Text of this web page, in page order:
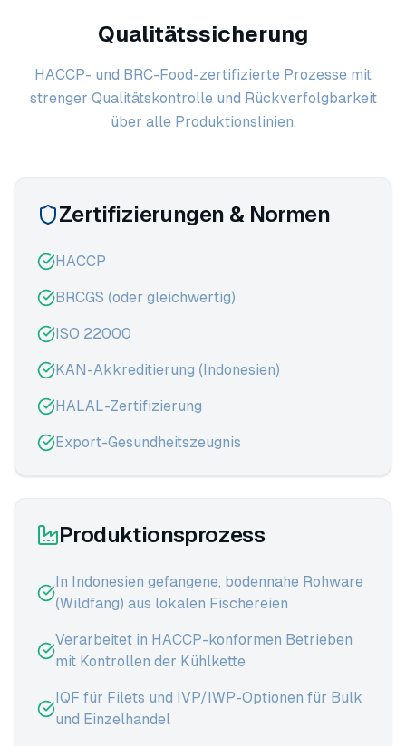
Qualitätssicherung
HACCP- und BRC-Food-zertifizierte Prozesse mit
strenger Qualitätskontrolle und Rückverfolgbarkeit
über alle Produktionslinien.
Zertifizierungen & Normen
HACCP
BRCGS (oder gleichwertig)
ISO 22000
KAN-Akkreditierung (Indonesien)
HALAL-Zertifizierung
Export-Gesundheitszeugnis
Produktionsprozess
In Indonesien gefangene, bodennahe Rohware
(Wildfang) aus lokalen Fischereien
Verarbeitet in HACCP-konformen Betrieben
mit Kontrollen der Kühlkette
IQF für Filets und IVP/IWP-Optionen für Bulk
und Einzelhandel